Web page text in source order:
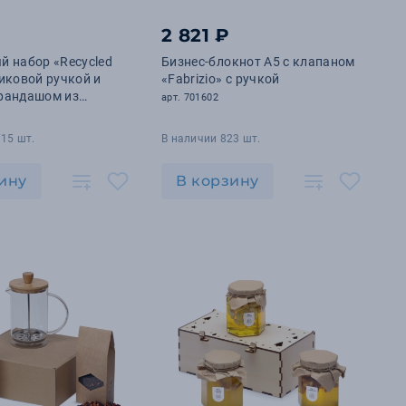
набор «Recycled
ручкой и
из
бумаги
шт.
2 821 ₽
Бизнес-блокнот А5 с клапаном
«Fabrizio» с ручкой
арт. 701602
В наличии 823 шт.
В корзину